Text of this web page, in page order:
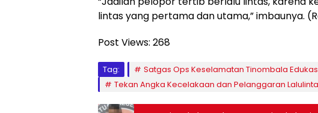
lintas yang pertama dan utama,” imbaunya.
Post Views: 268
Tag:
Satgas Ops Keselamatan Tinombala
Tekan Angka Kecelakaan dan Pelanggaran